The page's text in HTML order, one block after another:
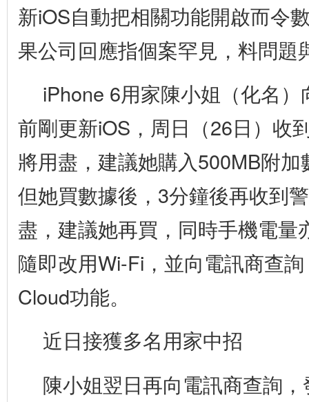
新iOS自動把相關功能開啟而令
果公司回應指個案罕見，料問題
iPhone 6用家陳小姐（化名
前剛更新iOS，周日（26日）收
將用盡，建議她購入500MB附加
但她買數據後，3分鐘後再收到
盡，建議她再買，同時手機電量
隨即改用Wi-Fi，並向電訊商查
Cloud功能。
近日接獲多名用家中招
陳小姐翌日再向電訊商查詢